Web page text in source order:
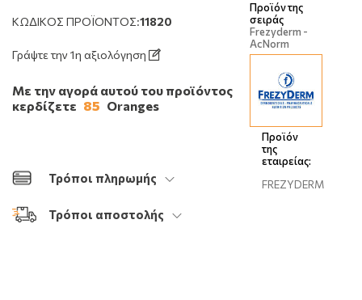
ΚΩΔΙΚΌΣ ΠΡΟΪΌΝΤΟΣ:11820
Γράψτε την 1η αξιολόγηση
Με την αγορά αυτού του προϊόντος
κερδίζετε 85 Oranges
Τρόποι πληρωμής
Τρόποι αποστολής
Προϊόν της
σειράς
Frezyderm -
AcNorm
Προϊόν
της
εταιρείας:
FREZYDERM